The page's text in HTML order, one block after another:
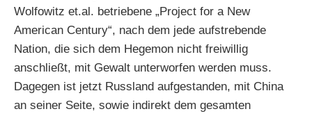
Wolfowitz et.al. betriebene „Project for a New
American Century“, nach dem jede aufstrebende
Nation, die sich dem Hegemon nicht freiwillig
anschließt, mit Gewalt unterworfen werden muss.
Dagegen ist jetzt Russland aufgestanden, mit China
an seiner Seite, sowie indirekt dem gesamten